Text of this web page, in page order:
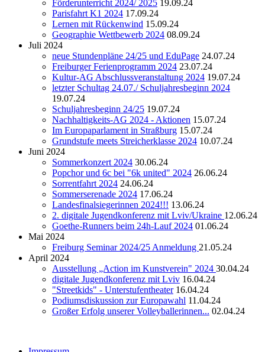
Förderunterricht 2024/ 2025 19.09.24
Parisfahrt K1 2024 17.09.24
Lernen mit Rückenwind 15.09.24
Geographie Wettbewerb 2024 08.09.24
Juli 2024
neue Stundenpläne 24/25 und EduPage 24.07.24
Freiburger Ferienprogramm 2024 23.07.24
Kultur-AG Abschlussveranstaltung 2024 19.07.24
letzter Schultag 24.07./ Schuljahresbeginn 2024
19.07.24
Schuljahresbeginn 24/25 19.07.24
Nachhaltigkeits-AG 2024 - Aktionen 15.07.24
Im Europaparlament in Straßburg 15.07.24
Grundstufe meets Streicherklasse 2024 10.07.24
Juni 2024
Sommerkonzert 2024 30.06.24
Popchor und 6c bei "6k united" 2024 26.06.24
Sorrentfahrt 2024 24.06.24
Sommerserenade 2024 17.06.24
Landesfinalsiegerinnen 2024!!! 13.06.24
2. digitale Jugendkonferenz mit Lviv/Ukraine 12.06.24
Goethe-Runners beim 24h-Lauf 2024 01.06.24
Mai 2024
Freiburg Seminar 2024/25 Anmeldung 21.05.24
April 2024
Ausstellung „Action im Kunstverein" 2024 30.04.24
digitale Jugendkonferenz mit Lviv 16.04.24
"Streetkids" - Unterstufentheater 16.04.24
Podiumsdiskussion zur Europawahl 11.04.24
Großer Erfolg unserer Volleyballerinnen... 02.04.24